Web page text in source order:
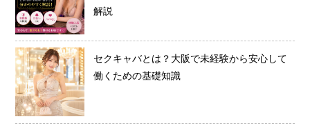
解説
セクキャバとは？大阪で未経験から安心して
働くための基礎知識